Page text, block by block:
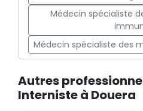
Médecin spécialiste
Médecin spécialiste des
Autres
Interniste à Douera